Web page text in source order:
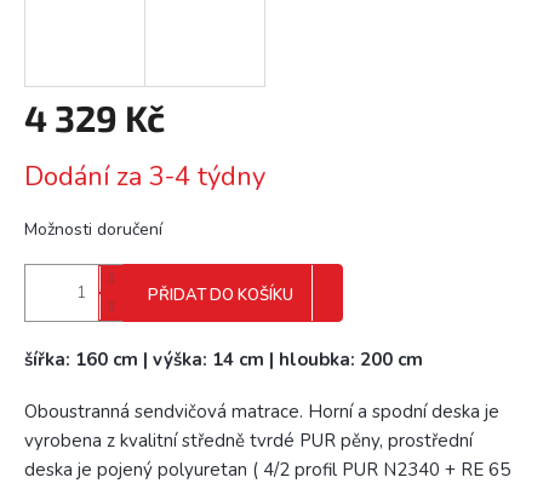
4 329 Kč
cena:
Dodání za 3-4 týdny
Možnosti doručení
PŘIDAT DO KOŠÍKU
šířka: 160 cm | výška: 14 cm | hloubka: 200 cm
Oboustranná sendvičová matrace. Horní a spodní deska je
vyrobena z kvalitní středně tvrdé PUR pěny, prostřední
deska je pojený polyuretan ( 4/2 profil PUR N2340 + RE 65